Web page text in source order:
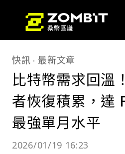
快訊 最新文章
比特幣需求回溫
者恢復積累，達
最強單月水平
2026/01/19 16:23